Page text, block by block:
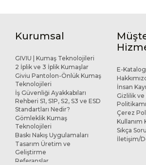
Kurumsal
GIVIU | Kumaş Teknolojileri
2 İplik ve 3 İplik Kumaşlar
Giviu Pantolon-Önlük Kumaş
Teknolojileri
İş Güvenliği Ayakkabıları
Rehberi S1, S1P, S2, S3 ve ESD
Standartları Nedir?
Gömleklik Kumaş
Teknolojileri
Baskı Nakış Uygulamaları
Tasarım Üretim ve
Geliştirme
Referanslar
E-Katalog
İnsan
Gizlilik
Çerez
Kullanım
Sıkça
İletişim/